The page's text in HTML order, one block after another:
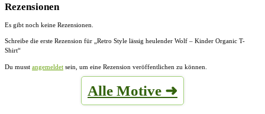
Rezensionen
Es gibt noch keine Rezensionen.
Schreibe die erste Rezension für „Retro Style lässig heulender Wolf – Kinder Organic T-
Shirt“
Du musst angemeldet sein, um eine Rezension veröffentlichen zu können.
Alle Motive ➜